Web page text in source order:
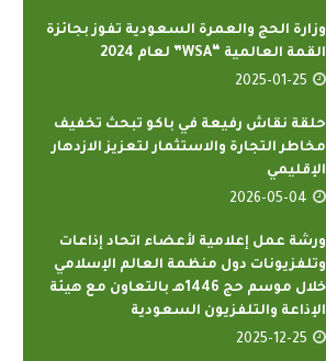
وزارة الحج والعمرة السعودية تفوز بجائزة
القمة العالمية “WSA” لعام 2024
2025-01-25
حلقة نقاش رفيعة في باكو تبحث تخفيف
مخاطر التجارة والاستثمار لتعزيز الازدهار
الإقليمي
2026-05-04
ورشة عمل إعلامية لأعضاء اتحاد إذاعات
وتلفزيونات دول منظمة العالم الإسلامي
خلال موسم حج 1446هـ بالتعاون مع هيئة
الإذاعة والتلفزيون السعودية
2025-12-25